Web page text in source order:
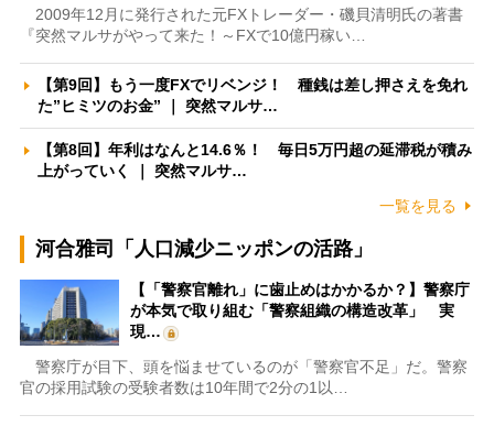
2009年12月に発行された元FXトレーダー・磯貝清明氏の著書
『突然マルサがやって来た！～FXで10億円稼い…
【第9回】もう一度FXでリベンジ！ 種銭は差し押さえを免れ
た”ヒミツのお金” ｜ 突然マルサ…
【第8回】年利はなんと14.6％！ 毎日5万円超の延滞税が積み
上がっていく ｜ 突然マルサ…
一覧を見る
河合雅司「人口減少ニッポンの活路」
【「警察官離れ」に歯止めはかかるか？】警察庁
が本気で取り組む「警察組織の構造改革」 実
現…
警察庁が目下、頭を悩ませているのが「警察官不足」だ。警察
官の採用試験の受験者数は10年間で2分の1以…